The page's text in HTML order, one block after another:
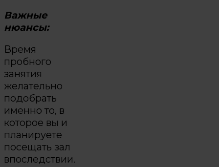
Важные
нюансы:
Время
пробного
занятия
желательно
подобрать
именно то, в
которое вы и
планируете
посещать зал
впоследствии.